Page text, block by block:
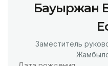
Бауыржан
Заместитель